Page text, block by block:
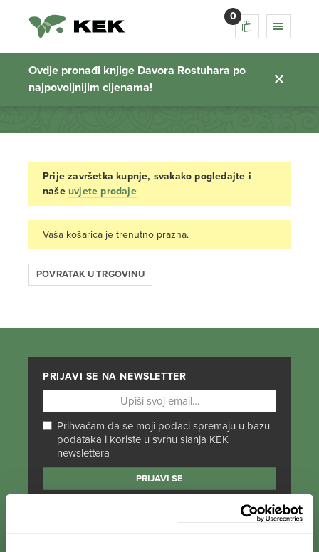
0
Ovdje pronađi knjige Davora Rostuhara po
najpovoljnijim cijenama!
Košarica
Početna stranica
Prije završetka kupnje, svakako pogledajte i
naše uvjete prodaje
Vaša košarica je trenutno prazna.
POVRATAK U TRGOVINU
PRIJAVI SE NA NEWSLETTER
Prihvaćam da se moji podaci spremaju u bazu
podataka i koriste u svrhu slanja KEK
newslettera